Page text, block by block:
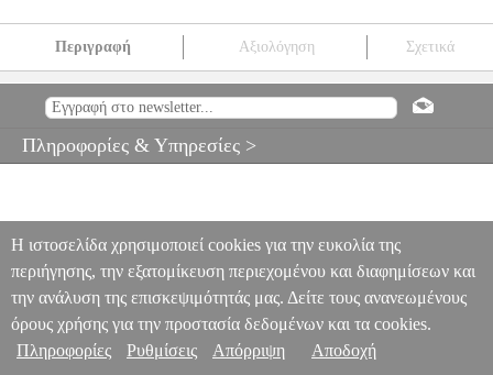
Περιγραφή Αξιολόγηση Σχετικά
ALYA PER.236181 PER.236181
ESPERANZA
LED ALYA
Πληροφορίες & Υπηρεσίες >
Η ιστοσελίδα χρησιμοποιεί cookies για την ευκολία της
περιήγησης, την εξατομίκευση περιεχομένου και διαφημίσεων και
την ανάλυση της επισκεψιμότητάς μας. Δείτε τους ανανεωμένους
όρους χρήσης για την προστασία δεδομένων και τα cookies.
Πληροφορίες
Ρυθμίσεις Απόρριψη Αποδοχή